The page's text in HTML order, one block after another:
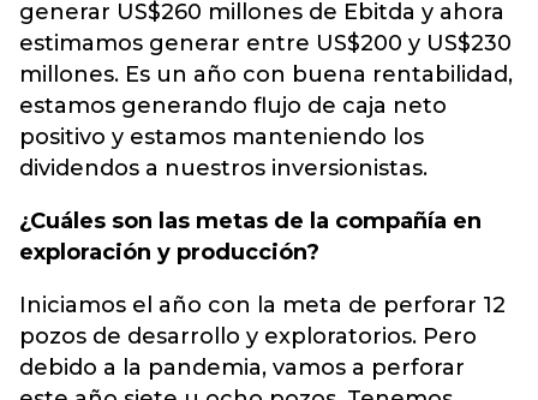
generar US$260 millones de Ebitda y ahora
estimamos generar entre US$200 y US$230
millones. Es un año con buena rentabilidad,
estamos generando flujo de caja neto
positivo y estamos manteniendo los
dividendos a nuestros inversionistas.
¿Cuáles son las metas de la compañía en
exploración y producción?
Iniciamos el año con la meta de perforar 12
pozos de desarrollo y exploratorios. Pero
debido a la pandemia, vamos a perforar